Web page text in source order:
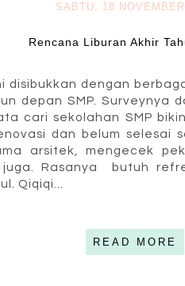
SABTU, 18
Rencana Liburan Akhir
disibukkan dengan
depan SMP. Surveynya
cari sekolahan SMP
dan belum selesai
arsitek, mengecek
Rasanya butuh
Qiqiqi...
READ MORE